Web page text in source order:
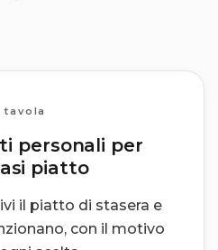
tavola
personali per
piatto
il piatto di stasera e
con il motivo